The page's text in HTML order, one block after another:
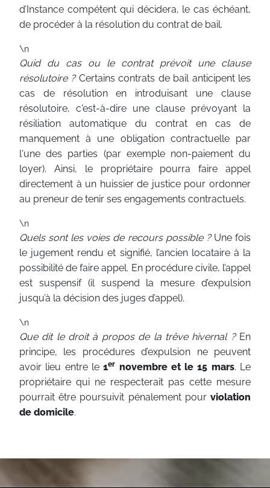
d’Instance compétent qui décidera, le cas échéant,
de procéder à la résolution du contrat de bail.
\n
Quid du cas ou le contrat prévoit une clause
résolutoire ?Certains contrats de bail anticipent les
cas de résolution en introduisant une clause
résolutoire, c'est-à-dire une clause prévoyant la
résiliation automatique du contrat en cas de
manquement à une obligation contractuelle par
l'une des parties (par exemple non-paiement du
loyer). Ainsi, le propriétaire pourra faire appel
directement à un huissier de justice pour ordonner
au preneur de tenir ses engagements contractuels.
\n
Quels sont les voies de recours possible ?Une fois
le jugement rendu et signifié, l’ancien locataire à la
possibilité de faire appel. En procédure civile, l’appel
est suspensif (il suspend la mesure d’expulsion
jusqu’à la décision des juges d’appel).
\n
Que dit le droit à propos de la trêve hivernal ?En
principe, les procédures d’expulsion ne peuvent
avoir lieu entre le1er novembre et le 15 mars. Le
propriétaire qui ne respecterait pas cette mesure
pourrait être poursuivit pénalement pour violation
de domicile.